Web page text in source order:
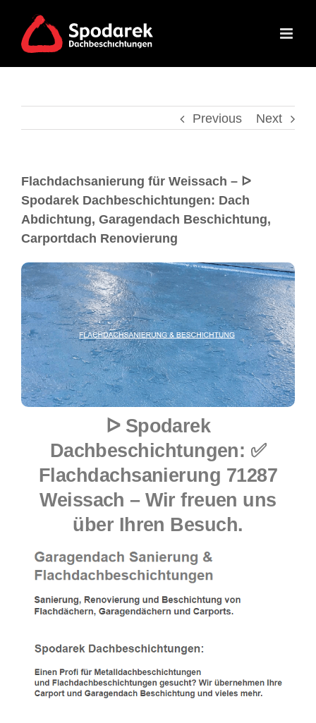
Previous Next
Flachdachsanierung für Weissach – ᐅ
Spodarek Dachbeschichtungen: Dach
Abdichtung, Garagendach Beschichtung,
Carportdach Renovierung
ᐅ Spodarek
Dachbeschichtungen: ✅
Flachdachsanierung 71287
Weissach – Wir freuen uns
über Ihren Besuch.